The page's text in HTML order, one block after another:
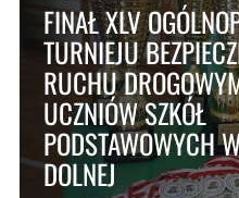
FINAŁ XLV
TURNIEJU
RUCHU
UCZNIÓW SZKÓŁ
PODSTAWOWYCH
DOLNEJ